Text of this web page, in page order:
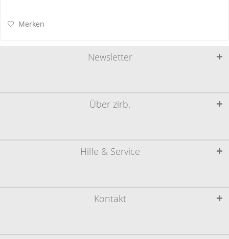
Merken
Kontakt
Hilfe & Service
Über zirb.
Newsletter